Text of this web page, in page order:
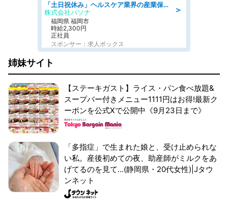
＞
「土日祝休み」ヘルスケア業界の産業保健師/高時給/未経験OK/要資格:保健師、正看護師
株式会社パソナ
福岡県 福岡市
時給2,300円
正社員
スポンサー：求人ボックス
姉妹サイト
【ステーキガスト】ライス・パン食べ放題&
スープバー付きメニュー1111円はお得!最新ク
ーポンを公式Xで公開中《9月23日まで》
「多指症」で生まれた娘と、受け止められな
い私。産後初めての夜、助産師がミルクをあ
げてるのを見て...(静岡県・20代女性)|Jタウ
ンネット